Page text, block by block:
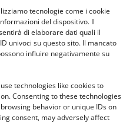
tecnologie come i cookie
del dispositivo. Il
di elaborare dati quali il
univoci su questo sito. Il mancato
influire negativamente su
technologies like cookies to
Consenting to these technologies
behavior or unique IDs on
consent, may adversely affect
Desktop
for WordPress